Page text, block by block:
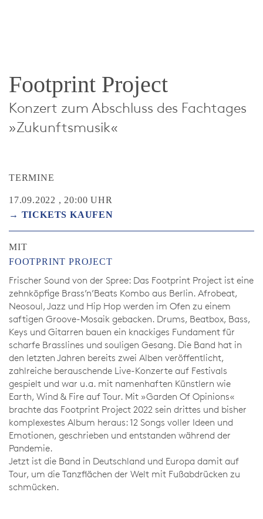
Footprint Project
Konzert zum Abschluss des Fachtages
»Zukunftsmusik«
TERMINE
17.09.2022 , 20:00 UHR
→ TICKETS KAUFEN
MIT
FOOTPRINT PROJECT
Frischer Sound von der Spree: Das Footprint Project ist eine
zehnköpfige Brass’n’Beats Kombo aus Berlin. Afrobeat,
Neosoul, Jazz und Hip Hop werden im Ofen zu einem
saftigen Groove-Mosaik gebacken. Drums, Beatbox, Bass,
Keys und Gitarren bauen ein knackiges Fundament für
scharfe Brasslines und souligen Gesang. Die Band hat in
den letzten Jahren bereits zwei Alben veröffentlicht,
zahlreiche berauschende Live-Konzerte auf Festivals
gespielt und war u.a. mit namenhaften Künstlern wie
Earth, Wind & Fire auf Tour. Mit »Garden Of Opinions«
brachte das Footprint Project 2022 sein drittes und bisher
komplexestes Album heraus: 12 Songs voller Ideen und
Emotionen, geschrieben und entstanden während der
Pandemie.
Jetzt ist die Band in Deutschland und Europa damit auf
Tour, um die Tanzflächen der Welt mit Fußabdrücken zu
schmücken.